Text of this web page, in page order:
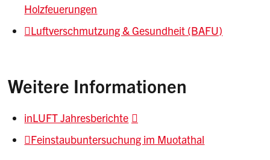
Holzfeuerungen
Luftverschmutzung & Gesundheit (BAFU)
Weitere Informationen
inLUFT Jahresberichte
Feinstaubuntersuchung im Muotathal